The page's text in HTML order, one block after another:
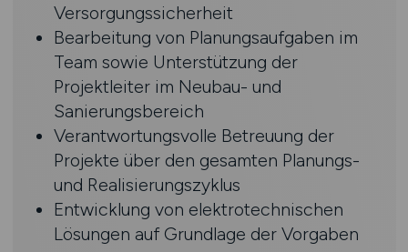
Versorgungssicherheit
Bearbeitung von Planungsaufgaben im
Team sowie Unterstützung der
Projektleiter im Neubau- und
Sanierungsbereich
Verantwortungsvolle Betreuung der
Projekte über den gesamten Planungs-
und Realisierungszyklus
Entwicklung von elektrotechnischen
Lösungen auf Grundlage der Vorgaben